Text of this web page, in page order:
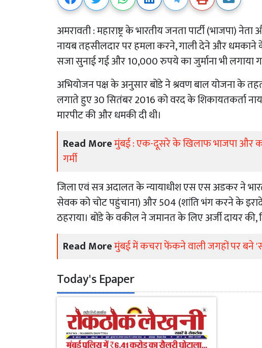
अमरावती : महाराष्ट्र के भारतीय जनता पार्टी (भाजपा)
नायब तहसीलदार पर हमला करने, गाली देने और धमकाने
सजा सुनाई गई और 10,000 रुपये का जुर्माना भी लगाया
अभियोजन पक्ष के अनुसार बोंडे ने श्रवण बाल योजना के
लगाते हुए 30 सितंबर 2016 को वरद के शिकायतकर्ता
मारपीट की और धमकी दी थी।
Read Moreमुंबई : एक-दूसरे के खिलाफ भाजपा और
गर्मी
जिला एवं सत्र अदालत के न्यायाधीश एस एस अडकर ने
सेवक को चोट पहुंचाना) और 504 (शांति भंग करने के
ठहराया। बोंडे के वकील ने जमानत के लिए अर्जी दायर
Read Moreमुंबई में कचरा फेंकने वाली जगहों पर बने
Today's Epaper